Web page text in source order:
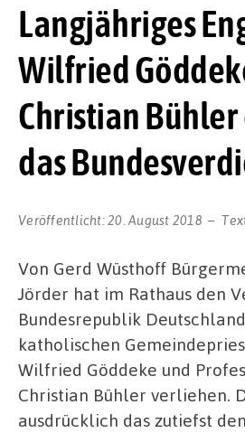
Langjähriges
Wilfried
Christian
das
Veröffentlicht:20. August 2018
Von Gerd Wüsthoff
Jörder hat im Rathaus den
Bundesrepublik
katholischen
Wilfried Göddeke und
Christian Bühler verliehen.
ausdrücklich das zutiefst